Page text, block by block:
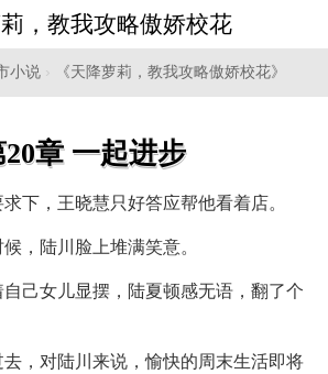
，教我攻略傲娇校花
小说 › 《天降萝莉，教我攻略傲娇校花》
20章 一起进步
下，王晓慧只好答应帮他看着店。
，陆川脸上堆满笑意。
己女儿显摆，陆夏顿感无语，翻了个
，对陆川来说，愉快的周末生活即将